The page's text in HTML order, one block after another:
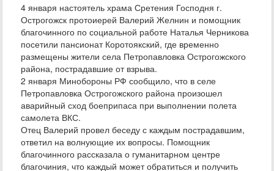
4 января настоятель храма Сретения Господня г.
Острогожск протоиерей Валерий Желнин и помощник
благочинного по социальной работе Наталья Черникова
посетили пансионат Коротоякский, где временно
размещены жители села Петропавловка Острогожского
района, пострадавшие от взрыва.
2 января Минобороны РФ сообщило, что в селе
Петропавловка Острогожского района произошел
аварийный сход боеприпаса при выполнении полета
самолета ВКС.
Отец Валерий провел беседу с каждым пострадавшим,
ответил на волнующие их вопросы. Помощник
благочинного рассказала о гуманитарном центре
благочиния, что каждый может обратиться и получить